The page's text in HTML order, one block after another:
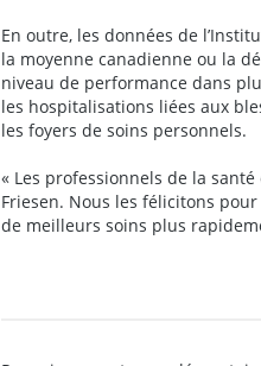
En outre, les données de
la moyenne canadienne ou la
niveau de performance dans
les hospitalisations liées aux
les foyers de soins personnels.
« Les professionnels de la
Friesen. Nous les félicitons
de meilleurs soins plus